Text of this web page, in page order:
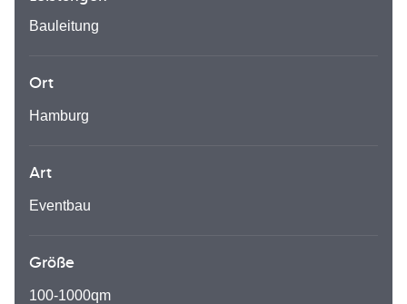
Bauleitung
Ort
Hamburg
Art
Eventbau
Größe
100-1000qm